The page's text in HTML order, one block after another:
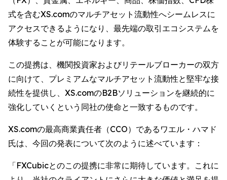
式を含むXS.comのマルチアセット流動性へシームレスに
アクセスできるようになり、最先端の取引エコシステムを
体験することが可能になります。
この提携は、機関投資家およびリテールブローカーの双方
に向けて、プレミアムなマルチアセット流動性と堅牢な接
続性を提供し、XS.comのB2Bソリューションを継続的に
強化していくという同社の使命と一致するものです。
XS.comの最高商業責任者（CCO）であるワエル・ハマド
氏は、今回の発表について次のように述べています：
「FXCubicとのこの提携に非常に期待しています。これに